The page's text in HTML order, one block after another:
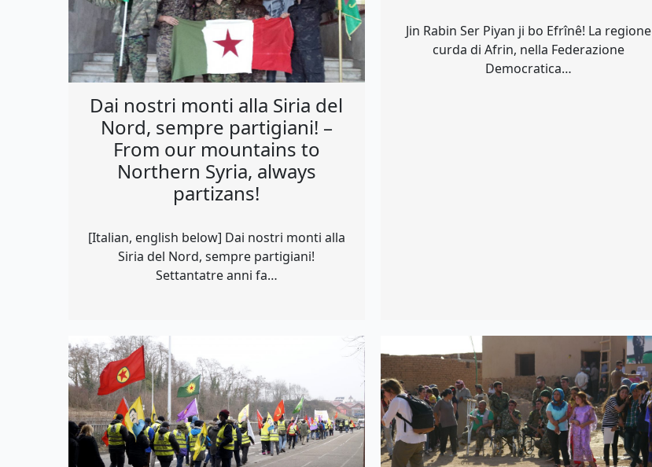
Dai nostri monti alla Siria del
Nord, sempre partigiani! –
From our mountains to
Northern Syria, always
partizans!
[Italian, english below] Dai nostri monti alla
Siria del Nord, sempre partigiani!
Settantatre anni fa…
Jin Rabin Ser Piyan ji bo Efrînê! La regione
curda di Afrin, nella Federazione
Democratica…